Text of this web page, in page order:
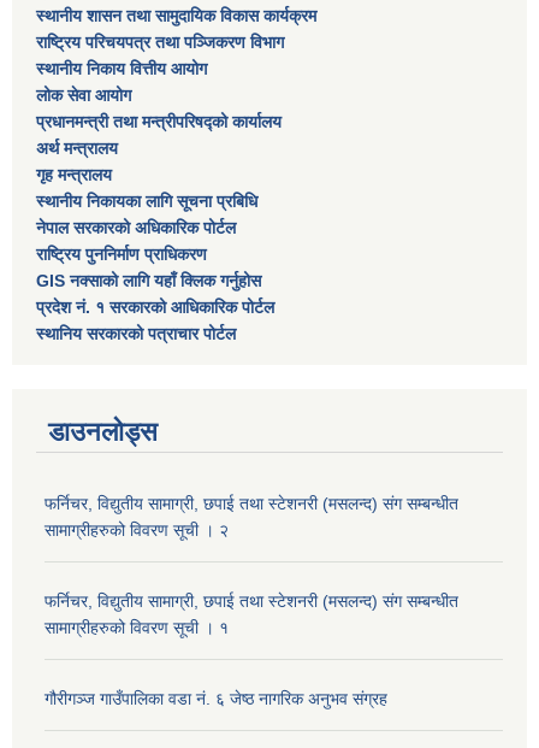
स्थानीय शासन तथा सामुदायिक विकास कार्यक्रम
राष्ट्रिय परिचयपत्र तथा पञ्जिकरण विभाग
स्थानीय निकाय वित्तीय आयोग
लोक सेवा आयोग
प्रधानमन्त्री तथा मन्त्रीपरिषद्को कार्यालय
अर्थ मन्त्रालय
गृह मन्त्रालय
स्थानीय निकायका लागि सूचना प्रबिधि
नेपाल सरकारको अधिकारिक पोर्टल
राष्ट्रिय पुननिर्माण प्राधिकरण
GIS नक्साको लागि यहाँ क्लिक गर्नुहोस
प्रदेश नं. १ सरकारको आधिकारिक पोर्टल
स्थानिय सरकारको पत्राचार पोर्टल
डाउनलोड्स
फर्निचर, विद्युतीय सामाग्री, छपाई तथा स्टेशनरी (मसलन्द) संग सम्बन्धीत
सामाग्रीहरुको विवरण सूची । २
फर्निचर, विद्युतीय सामाग्री, छपाई तथा स्टेशनरी (मसलन्द) संग सम्बन्धीत
सामाग्रीहरुको विवरण सूची । १
गौरीगञ्‍ज गाउँपालिका वडा नं. ६ जेष्ठ नागरिक अनुभव संग्रह